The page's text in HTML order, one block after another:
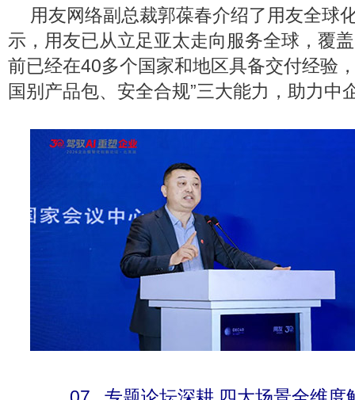
用友网络副总裁郭葆春介绍了用友全球
示，用友已从立足亚太走向服务全球，覆
前已经在40多个国家和地区具备交付经验
国别产品包、安全合规”三大能力，助力中